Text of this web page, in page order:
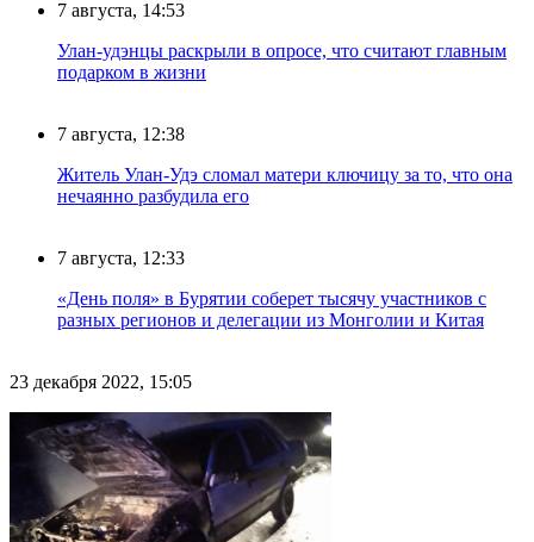
7 августа, 14:53
Улан-удэнцы раскрыли в опросе, что считают главным
подарком в жизни
7 августа, 12:38
Житель Улан-Удэ сломал матери ключицу за то, что она
нечаянно разбудила его
7 августа, 12:33
«День поля» в Бурятии соберет тысячу участников с
разных регионов и делегации из Монголии и Китая
23 декабря 2022, 15:05